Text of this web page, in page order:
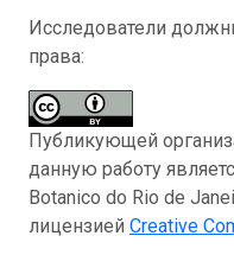
Исследователи
права:
Публикующей
данную работу
Botanico do Rio de
лицензией Creative